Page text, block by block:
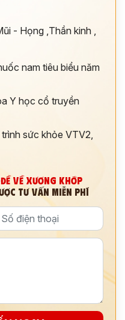
- Họng ,Thần kinh ,
nam tiêu biểu năm
Y học cổ truyền
sức khỏe VTV2,
VỀ XƯƠNG KHỚP
TƯ VẤN MIỄN PHÍ